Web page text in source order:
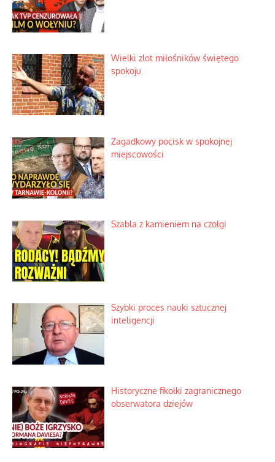
Wielki zlot miłośników świętego
spokoju
Zagadkowy pocisk w spokojnej
miejscowości
Szabla z kamieniem na czołgi
Szybki proces nauki sztucznej
inteligencji
Historyczne fikołki zagranicznego
obserwatora dziejów